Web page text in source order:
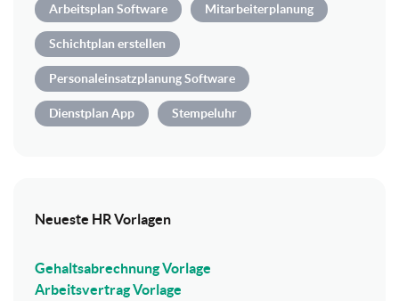
Arbeitsplan Software Mitarbeiterplanung
Schichtplan erstellen
Personaleinsatzplanung Software
Dienstplan App Stempeluhr
Neueste HR Vorlagen
Gehaltsabrechnung Vorlage
Arbeitsvertrag Vorlage